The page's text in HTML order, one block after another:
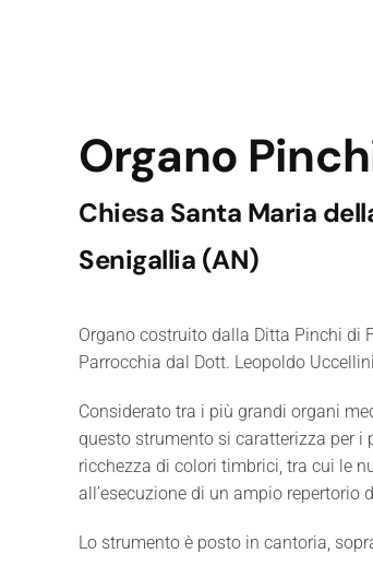
Organo
Chiesa Santa Maria
Senigallia (AN)
Organo costruito dalla Ditta Pinchi di
Parrocchia dal Dott. Leopoldo
Considerato tra i più grandi organi
questo strumento si caratterizza per
ricchezza di colori timbrici, tra cui le
all’esecuzione di un ampio repertorio
Lo strumento è posto in cantoria,